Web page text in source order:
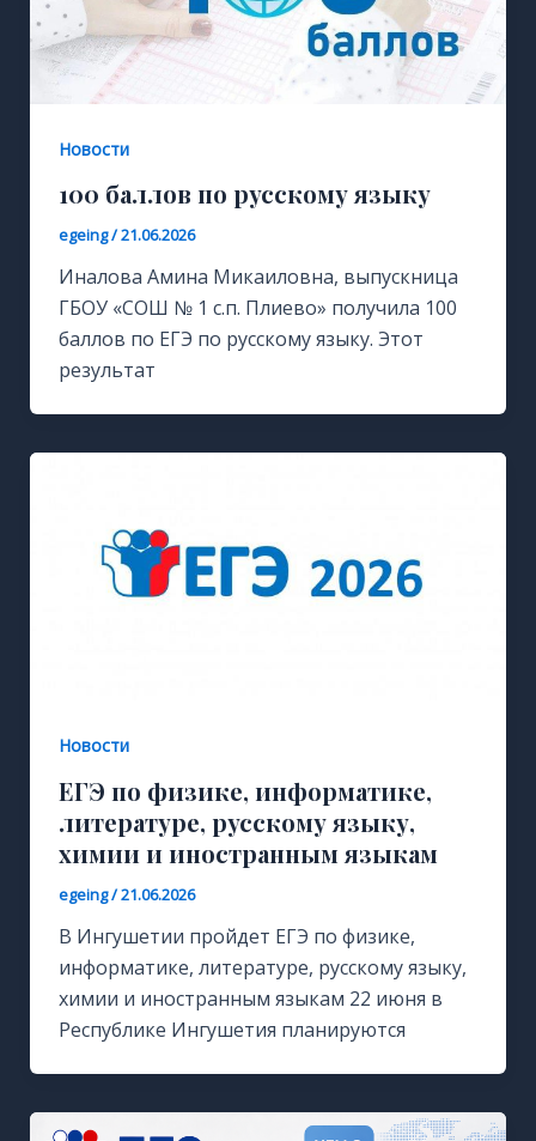
Новости
100 баллов по русскому языку
egeing/21.06.2026
Иналова Амина Микаиловна, выпускница
ГБОУ «СОШ № 1 с.п. Плиево» получила 100
баллов по ЕГЭ по русскому языку. Этот
результат
Новости
ЕГЭ по физике, информатике,
литературе, русскому языку,
химии и иностранным языкам
egeing/21.06.2026
В Ингушетии пройдет ЕГЭ по физике,
информатике, литературе, русскому языку,
химии и иностранным языкам 22 июня в
Республике Ингушетия планируются